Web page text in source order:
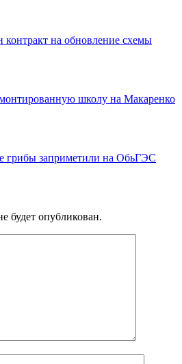
на обновление схемы
школу на Макаренко
грибы заприметили на ОбьГЭС
будет опубликован.